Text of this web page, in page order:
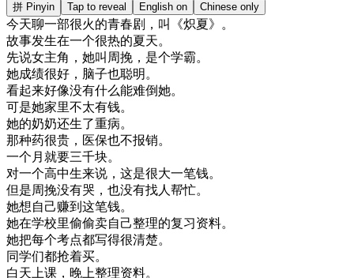
拼 Pinyin Tap to reveal English on Chinese only
今天聊一部很火的青春剧 ， 叫 《炽夏》 。
故事发生在一个很热的夏天。
先说女主角 ， 她叫 周挽 ， 是个学霸。
她成绩很好 ， 脑子也聪明。
看起来好像没有什么能难倒她。
可是她家里不太有钱。
她的奶奶还生了重病。
那种药很贵 ， 医保也不报销。
一个月 就要三千块。
对一个高中生来说 ， 这是很大一笔钱。
但是周挽没有哭 ， 也没有找人帮忙。
她想自己赚到 这笔钱。
她在学校里偷偷卖自己整理的复习资料。
她把每个考点都写得很清楚。
同学们都抢着买。
白天上课 ， 晚上整理资料。